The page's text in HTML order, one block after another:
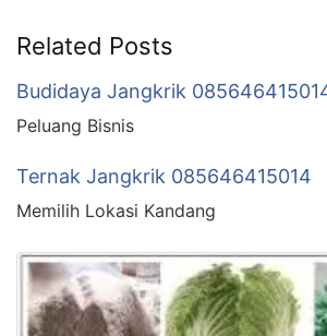
Related Posts
Budidaya Jangkrik
Peluang Bisnis
Ternak Jangkrik 085646415014
Memilih Lokasi Kandang